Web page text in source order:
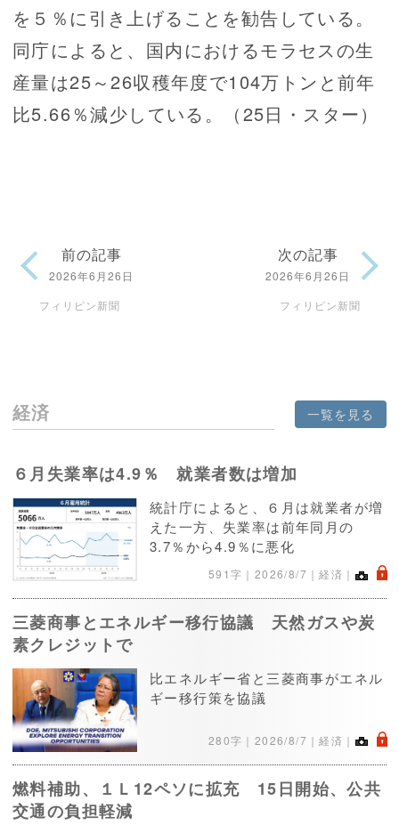
を５％に引き上げることを勧告している。
同庁によると、国内におけるモラセスの生
産量は25～26収穫年度で104万トンと前年
比5.66％減少している。（25日・スター）
前の記事
2026年6月26日
フィリピン新聞
次の記事
2026年6月26日
フィリピン新聞
経済 一覧を見る
６月失業率は4.9％ 就業者数は増加
統計庁によると、６月は就業者が増
えた一方、失業率は前年同月の
3.7％から4.9％に悪化
591字｜ 2026/8/7 ｜経済｜ .
三菱商事とエネルギー移行協議 天然ガスや炭
素クレジットで
比エネルギー省と三菱商事がエネル
ギー移行策を協議
280字｜ 2026/8/7 ｜経済｜ .
燃料補助、１Ｌ12ペソに拡充 15日開始、公共
交通の負担軽減